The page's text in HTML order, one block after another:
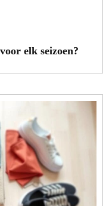
elk seizoen?